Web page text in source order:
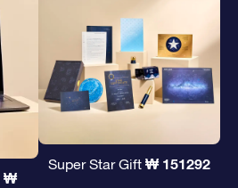
₩
Super Star Gift ₩ 151292